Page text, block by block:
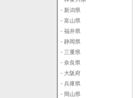
- 新潟県
- 富山県
- 福井県
- 静岡県
- 三重県
- 奈良県
- 大阪府
- 兵庫県
- 岡山県